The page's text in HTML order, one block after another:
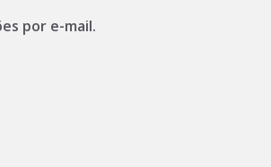
por e-mail.